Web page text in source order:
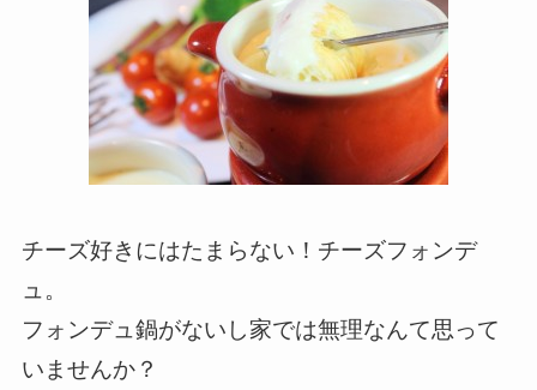
チーズ好きにはたまらない！チーズフォンデ
ュ。
フォンデュ鍋がないし家では無理なんて思って
いませんか？